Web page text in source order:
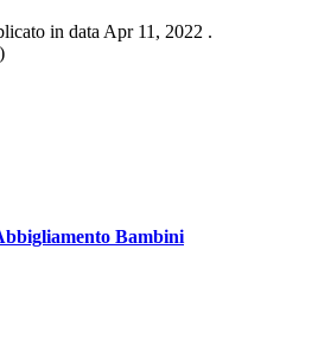
in data Apr 11, 2022 .
Bambini